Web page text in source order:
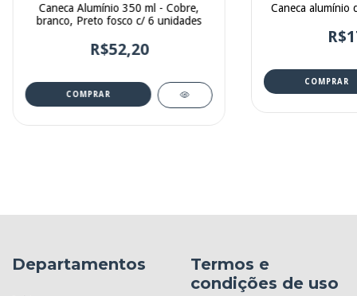
Caneca Alumínio 350 ml - Cobre,
branco, Preto fosco c/ 6 unidades
R$52,20
COMPRAR
Caneca alumínio
COMPRAR
Departamentos
Termos e
condições de uso